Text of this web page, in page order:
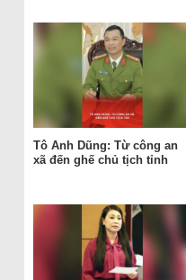
Tô Anh Dũng: Từ công an
xã đến ghế chủ tịch tỉnh